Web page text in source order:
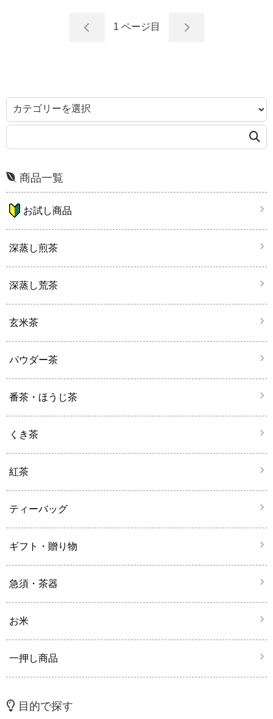
1 ページ目
商品一覧
お試し商品
深蒸し煎茶
深蒸し荒茶
玄米茶
パウダー茶
番茶・ほうじ茶
くき茶
紅茶
ティーバッグ
ギフト・贈り物
急須・茶器
お米
一押し商品
目的で探す